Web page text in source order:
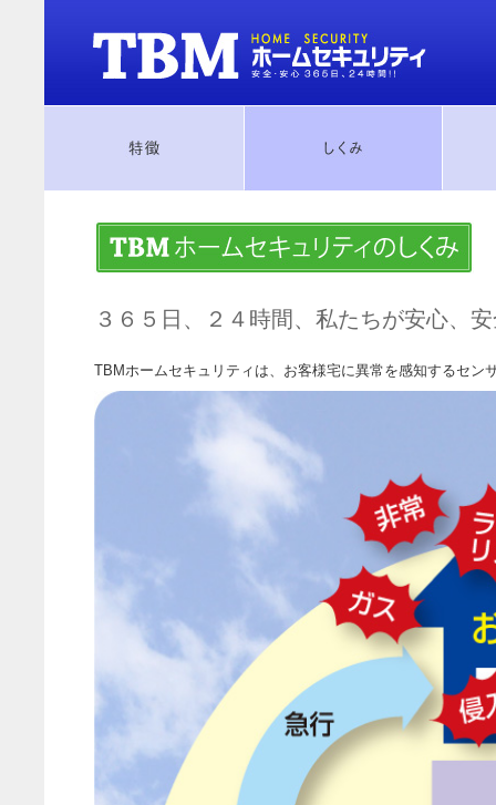
３６５日、２４時間、私たちが安心、
TBMホームセキュリティは、お客様宅に異常を感知するセ